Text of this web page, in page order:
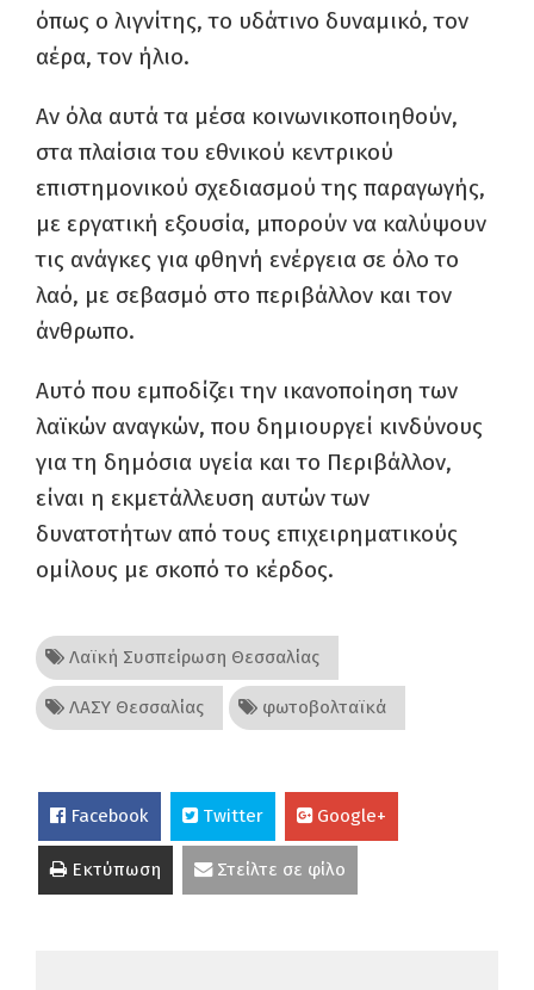
όπως ο λιγνίτης, το υδάτινο δυναμικό, τον
αέρα, τον ήλιο.
Αν όλα αυτά τα μέσα κοινωνικοποιηθούν,
στα πλαίσια του εθνικού κεντρικού
επιστημονικού σχεδιασμού της παραγωγής,
με εργατική εξουσία, μπορούν να καλύψουν
τις ανάγκες για φθηνή ενέργεια σε όλο το
λαό, με σεβασμό στο περιβάλλον και τον
άνθρωπο.
Αυτό που εμποδίζει την ικανοποίηση των
λαϊκών αναγκών, που δημιουργεί κινδύνους
για τη δημόσια υγεία και το Περιβάλλον,
είναι η εκμετάλλευση αυτών των
δυνατοτήτων από τους επιχειρηματικούς
ομίλους με σκοπό το κέρδος.
Λαϊκή Συσπείρωση Θεσσαλίας
ΛΑΣΥ Θεσσαλίας φωτοβολταϊκά
Facebook Twitter Google+
Εκτύπωση Στείλτε σε φίλο